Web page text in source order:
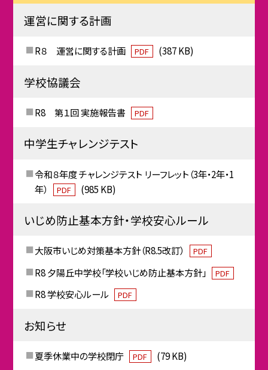
運営に関する計画
R８ 運営に関する計画 PDF (387 KB)
学校協議会
R8 第１回 実施報告書 PDF
中学生チャレンジテスト
令和８年度 チャレンジテスト リーフレット（3年・2年・1
年）
PDF (985 KB)
いじめ防止基本方針・学校安心ルール
大阪市いじめ対策基本方針（R8.5改訂） PDF
R8 夕陽丘中学校「学校いじめ防止基本方針」 PDF
R8 学校安心ルール PDF
お知らせ
夏季休業中の学校閉庁 PDF
(79 KB)